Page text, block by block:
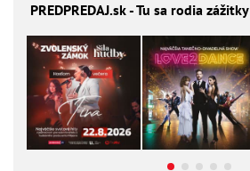
PREDPREDAJ.sk - Tu sa rodia zážitky